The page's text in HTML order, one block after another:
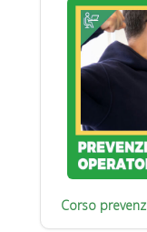
Corso